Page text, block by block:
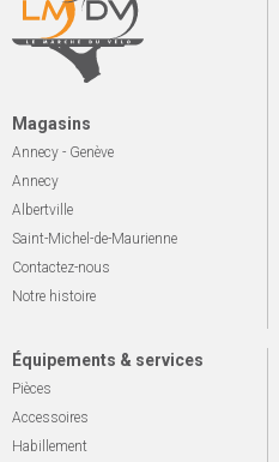
Magasins
Annecy - Genève
Annecy
Albertville
Saint-Michel-de-Maurienne
Contactez-nous
Notre histoire
Équipements & services
Pièces
Accessoires
Habillement